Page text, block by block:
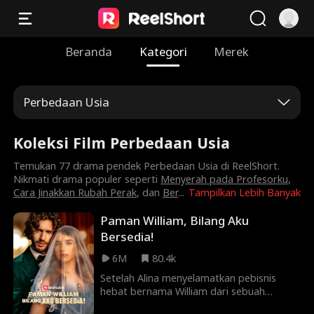
Beranda Kategori Merek
Perbedaan Usia
Koleksi Film Perbedaan Usia
Tampilkan Lebih Banyak
Temukan 77 drama pendek Perbedaan Usia di ReelShort.
Nikmati drama populer seperti Menyerah pada Profesorku,
Cara Jinakkan Rubah Perak, dan Ber...
Paman William, Bilang Aku
Bersedia!
6M
80.4k
Setelah Alina menyelamatkan pebisnis
hebat bernama William dari sebuah